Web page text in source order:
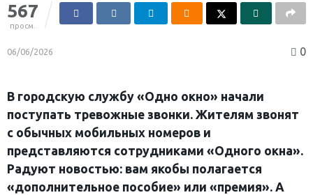
567
просм.
06/06/2026 0
В городскую службу «Одно окно» начали
поступать тревожные звонки. Жителям звонят
с обычных мобильных номеров и
представляются сотрудниками «Одного окна».
Радуют новостью: вам якобы полагается
«дополнительное пособие» или «премия». А